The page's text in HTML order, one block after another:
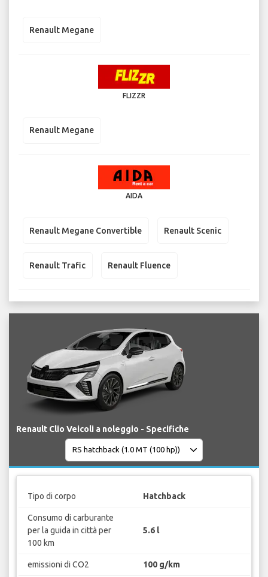
Renault Megane
FLIZZR
Renault Megane
AIDA
Renault Megane Convertible Renault Scenic
Renault Trafic Renault Fluence
Renault Clio Veicoli a noleggio - Specifiche
Tipo di corpo Hatchback
Consumo di carburante
per la guida in città per
100 km
5.6 l
emissioni di CO2 100 g/km